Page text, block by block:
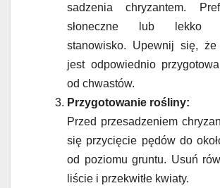
sadzenia chryzantem.
słoneczne lub lekko
stanowisko. Upewnij się,
jest odpowiednio
od chwastów.
Przygotowanie rośliny:
Przed przesadzeniem
się przycięcie pędów do
od poziomu gruntu. Usuń
liście i przekwitłe kwiaty.